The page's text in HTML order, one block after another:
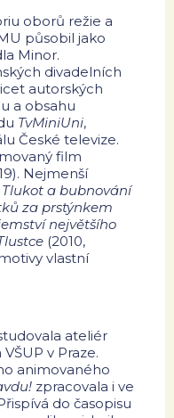
oborů režie a
působil jako
Minor.
divadelních
autorských
a obsahu
TvMiniUni,
České televize.
film
Nejmenší
Tlukot a bubnování
za prstýnkem
největšího
(2010,
vlastní
ateliér
v Praze.
animovaného
zpracovala i ve
do časopisu